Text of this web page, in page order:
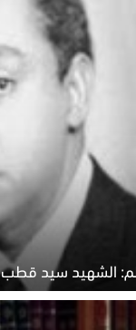
الشهيد سيد قطب